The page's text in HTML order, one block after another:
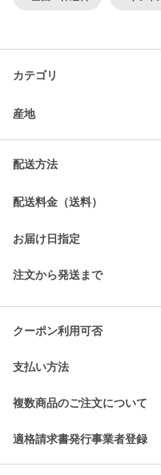
カテゴリ
産地
配送方法
配送料金（送料）
お届け日指定
注文から発送まで
クーポン利用可否
支払い方法
複数商品のご注文について
適格請求書発行事業者登録